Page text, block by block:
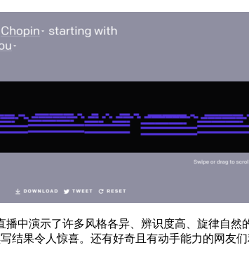
演示了许多风格各异、辨识度高、旋律自然
结果令人惊喜。还有好奇且有动手能力的网友